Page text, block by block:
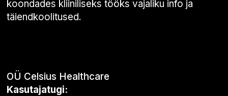
koondades kliiniliseks tööks vajaliku info ja
täiendkoolitused.
OÜ Celsius Healthcare
Kasutajatugi: